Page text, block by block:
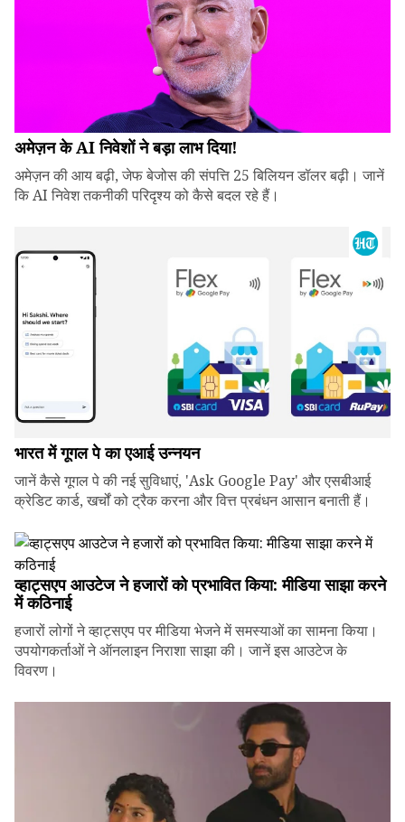
अमेज़न के AI निवेशों ने बड़ा लाभ दिया!
अमेज़न की आय बढ़ी, जेफ बेजोस की संपत्ति 25 बिलियन डॉलर बढ़ी। जानें
कि AI निवेश तकनीकी परिदृश्य को कैसे बदल रहे हैं।
भारत में गूगल पे का एआई उन्नयन
जानें कैसे गूगल पे की नई सुविधाएं, 'Ask Google Pay' और एसबीआई
क्रेडिट कार्ड, खर्चों को ट्रैक करना और वित्त प्रबंधन आसान बनाती हैं।
व्हाट्सएप आउटेज ने हजारों को प्रभावित किया: मीडिया साझा करने
में कठिनाई
हजारों लोगों ने व्हाट्सएप पर मीडिया भेजने में समस्याओं का सामना किया।
उपयोगकर्ताओं ने ऑनलाइन निराशा साझा की। जानें इस आउटेज के
विवरण।